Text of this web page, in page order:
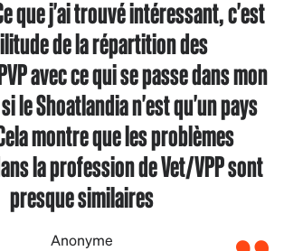
que j'ai trouvé intéressant, c'est
de la répartition des
avec ce qui se passe dans mon
le Shoatlandia n'est qu'un pays
montre que les problèmes
la profession de Vet/VPP sont
presque similaires
Anonyme